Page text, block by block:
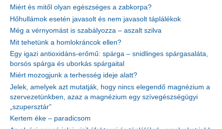
Miért és mitől olyan egészséges a zabkorpa?
Hőhullámok esetén javasolt és nem javasolt táplálékok
Még a vérnyomást is szabályozza – aszalt szilva
Mit tehetünk a homlokráncok ellen?
Egy igazi antioxidáns-erőmű: spárga – snidlinges spárgasaláta,
borsós spárga és uborkás spárgaital
Miért mozogjunk a terhesség ideje alatt?
Jelek, amelyek azt mutatják, hogy nincs elegendő magnézium a
szervezetünkben, azaz a magnézium egy szívegészségügyi
„szupersztár”
Kertem éke – paradicsom